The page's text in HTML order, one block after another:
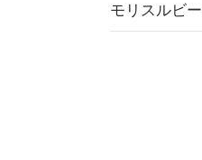
モリスルビー